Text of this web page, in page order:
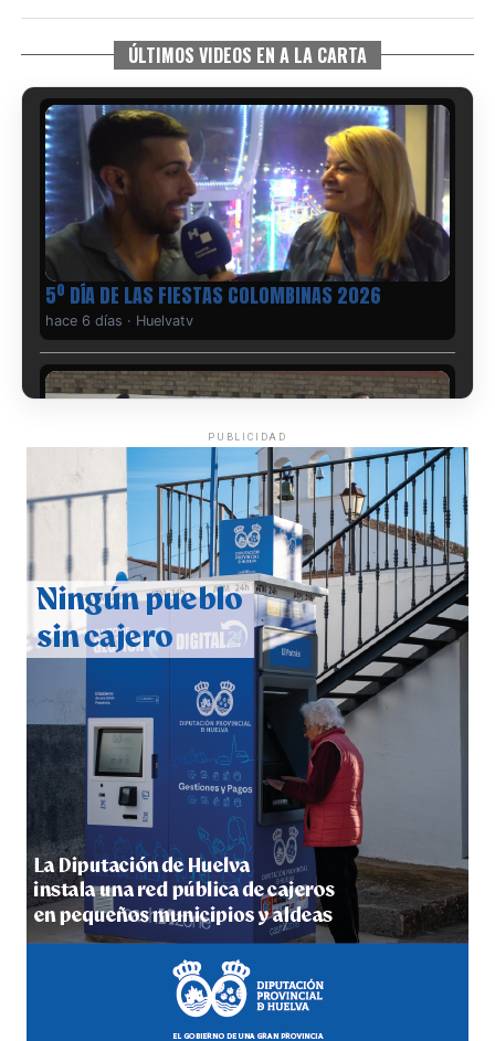
ÚLTIMOS VIDEOS EN A LA CARTA
5º DÍA DE LAS FIESTAS COLOMBINAS 2026
hace 6 días · Huelvatv
CUARTA CORRIDA DE LAS FIESTAS COLOMBINAS
2026
hace 7 días·Huelvatv
4º DÍA DE LAS FIESTAS COLOMBINAS 2026
hace 1 semana·Huelvatv
PUBLICIDAD